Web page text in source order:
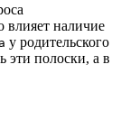
влияет наличие
у родительского
эти полоски, а в